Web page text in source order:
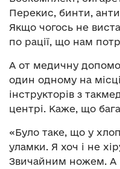
Перекис, бинти,
Якщо чогось не
по рації, що нам
А от медичну
один одному на
інструкторів з
центрі. Каже, що
«Було таке, що у
уламки. Я хоч і не
Звичайним ножем. А